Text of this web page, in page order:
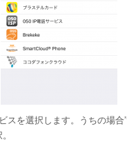
スを選択します。うちの場合